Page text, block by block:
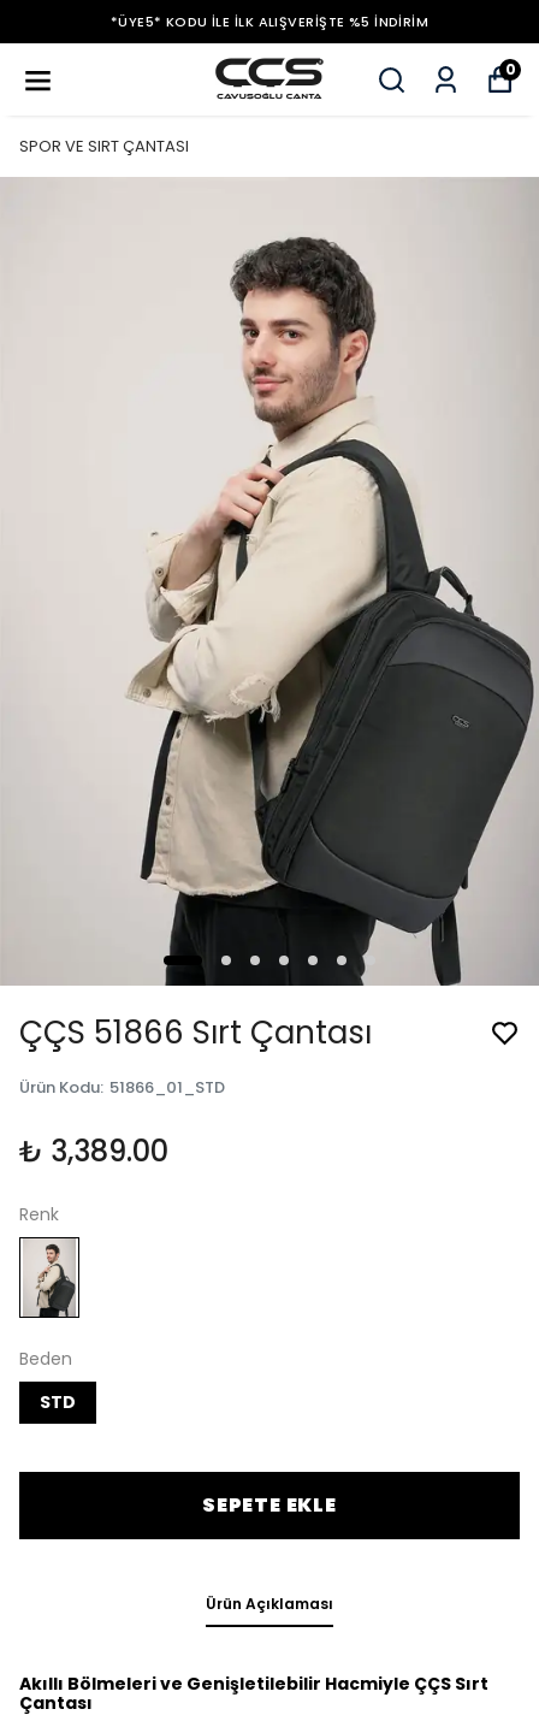
*ÜYE5* KODU ILE İLK ALIŞVERIŞTE %5 İNDIRIM
0
SPOR VE SIRT ÇANTASI
ÇÇS 51866 Sırt Çantası
Ürün Kodu: 51866_01_STD
₺ 3,389.00
Renk
Beden
STD
SEPETE EKLE
Ürün Açıklaması
Akıllı Bölmeleri ve Genişletilebilir Hacmiyle ÇÇS Sırt
Çantası